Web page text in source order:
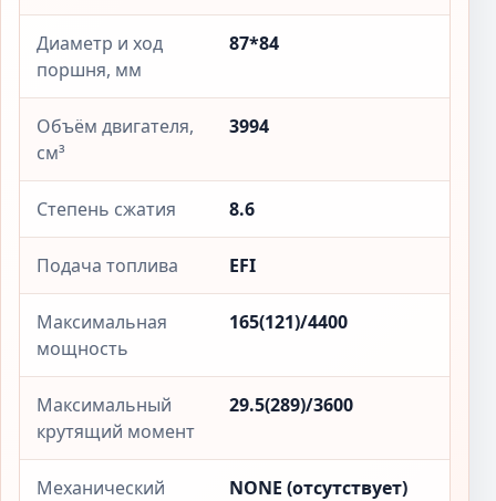
Диаметр и ход
поршня, мм
87*84
Объём двигателя,
см³
3994
Степень сжатия 8.6
Подача топлива EFI
Максимальная
мощность
165(121)/4400
Максимальный
крутящий момент
29.5(289)/3600
Механический
NONE (отсутствует)